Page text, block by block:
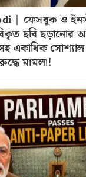
ফেসবুক ও
ছবি ছড়ানোর
একাধিক সোশ্যাল
মামলা!